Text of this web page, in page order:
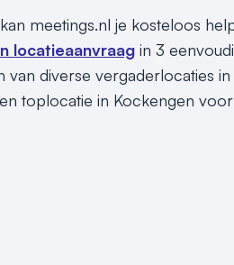
meetings.nl je kosteloos
locatieaanvraag in 3
van diverse vergaderlocaties
toplocatie in Kockengen